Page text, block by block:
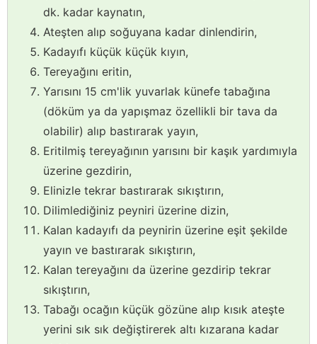
dk. kadar kaynatın,
Ateşten alıp soğuyana kadar dinlendirin,
Kadayıfı küçük küçük kıyın,
Tereyağını eritin,
Yarısını 15 cm'lik yuvarlak künefe tabağına
(döküm ya da yapışmaz özellikli bir tava da
olabilir) alıp bastırarak yayın,
Eritilmiş tereyağının yarısını bir kaşık yardımıyla
üzerine gezdirin,
Elinizle tekrar bastırarak sıkıştırın,
Dilimlediğiniz peyniri üzerine dizin,
Kalan kadayıfı da peynirin üzerine eşit şekilde
yayın ve bastırarak sıkıştırın,
Kalan tereyağını da üzerine gezdirip tekrar
sıkıştırın,
Tabağı ocağın küçük gözüne alıp kısık ateşte
yerini sık sık değiştirerek altı kızarana kadar